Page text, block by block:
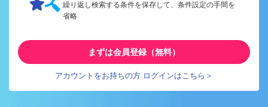
繰り返し検索する条件を保存して、条件設定の手間を
省略
まずは会員登録（無料）
アカウントをお持ちの方 ログインはこちら＞